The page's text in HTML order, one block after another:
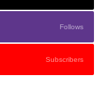
Follows
Subscribers